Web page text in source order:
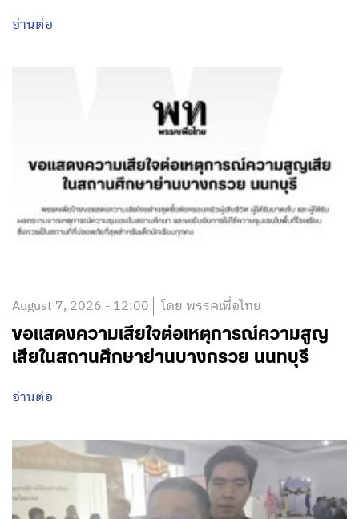
อ่านต่อ
August 7, 2026 - 12:00 โดย พรรคเพื่อไทย
ขอแสดงความเสียใจต่อเหตุการณ์ความสูญ
เสียในสถานศึกษาย่านบางกรวย นนทบุรี
อ่านต่อ